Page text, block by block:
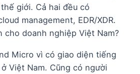
giới. Cả hai đều có
management, EDR/XDR.
cho doanh nghiệp Việt Nam?
Micro vì có giao diện tiếng
Việt Nam. Cũng có người